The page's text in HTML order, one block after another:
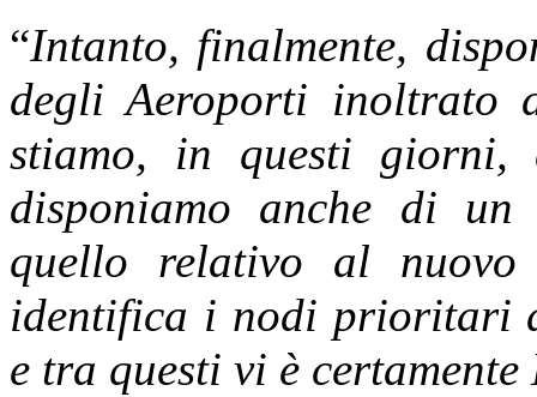
“Intanto, finalmente,
degli Aeroporti inoltrato
stiamo, in questi giorni,
disponiamo anche di un
quello relativo al nuovo
identifica i nodi prioritari
e tra questi vi è certamente